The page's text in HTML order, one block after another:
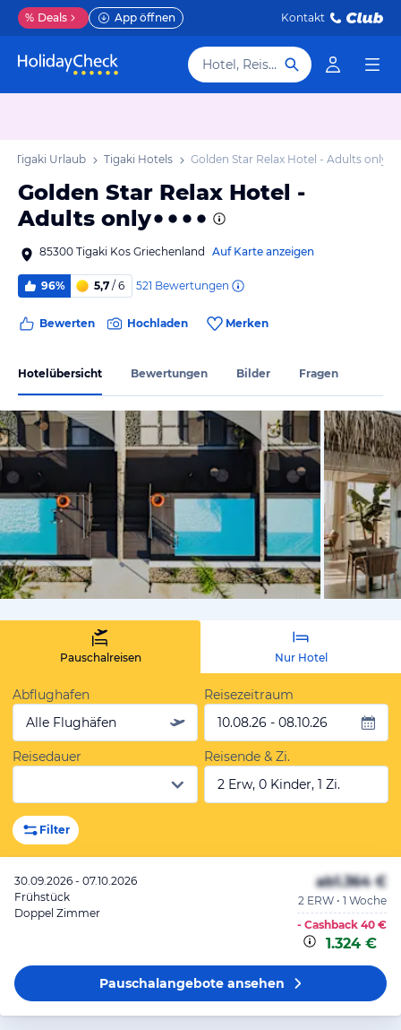
% Deals App öffnen Kontakt
Hotel, Reiseziel
Tigaki Urlaub Tigaki Hotels Golden Star Relax Hotel - Adults only
Golden Star Relax Hotel -
Adults only
85300 Tigaki Kos Griechenland Auf Karte anzeigen
96% 5,7 / 6 521 Bewertungen
Bewerten Hochladen Merken
Hotelübersicht Bewertungen Bilder Fragen
vom
Pauschalreisen Nur Hotel
Abflughafen
Alle Flughäfen
Reisezeitraum
10.08.26 - 08.10.26
Reisedauer
Reisende & Zi.
2 Erw, 0 Kinder, 1 Zi.
Filter
30.09.2026 - 07.10.2026
Frühstück
Doppel Zimmer
ab1.364 €
2 ERW • 1 Woche
- Cashback 40 €
1.324 €
Pauschalangeboteansehen